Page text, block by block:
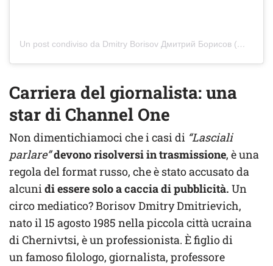
Un post condiviso da Dmitry Borisov Дмитрий Борисов (@ddborisov)
Carriera del giornalista: una
star di Channel One
Non dimentichiamoci che i casi di “Lasciali
parlare”devono risolversi in trasmissione, è una
regola del format russo, che è stato accusato da
alcunidi essere solo a caccia di pubblicità. Un
circo mediatico? Borisov Dmitry Dmitrievich,
nato il 15 agosto 1985 nella piccola città ucraina
di Chernivtsi, è un professionista. È figlio di
un famoso filologo, giornalista, professore